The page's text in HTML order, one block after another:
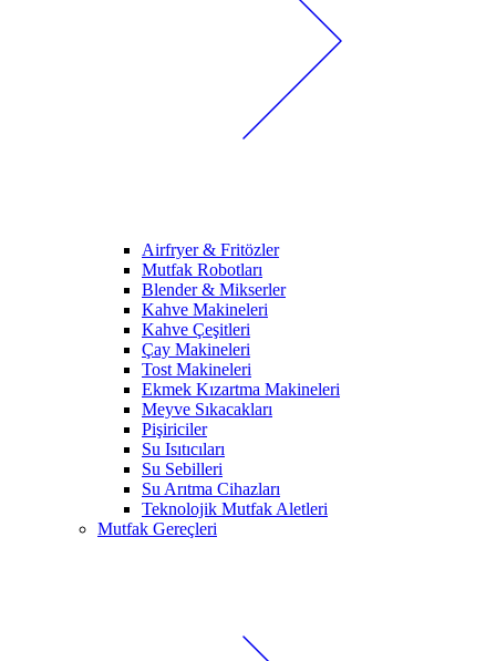
Airfryer & Fritözler
Mutfak Robotları
Blender & Mikserler
Kahve Makineleri
Kahve Çeşitleri
Çay Makineleri
Tost Makineleri
Ekmek Kızartma Makineleri
Meyve Sıkacakları
Pişiriciler
Su Isıtıcıları
Su Sebilleri
Su Arıtma Cihazları
Teknolojik Mutfak Aletleri
Mutfak Gereçleri